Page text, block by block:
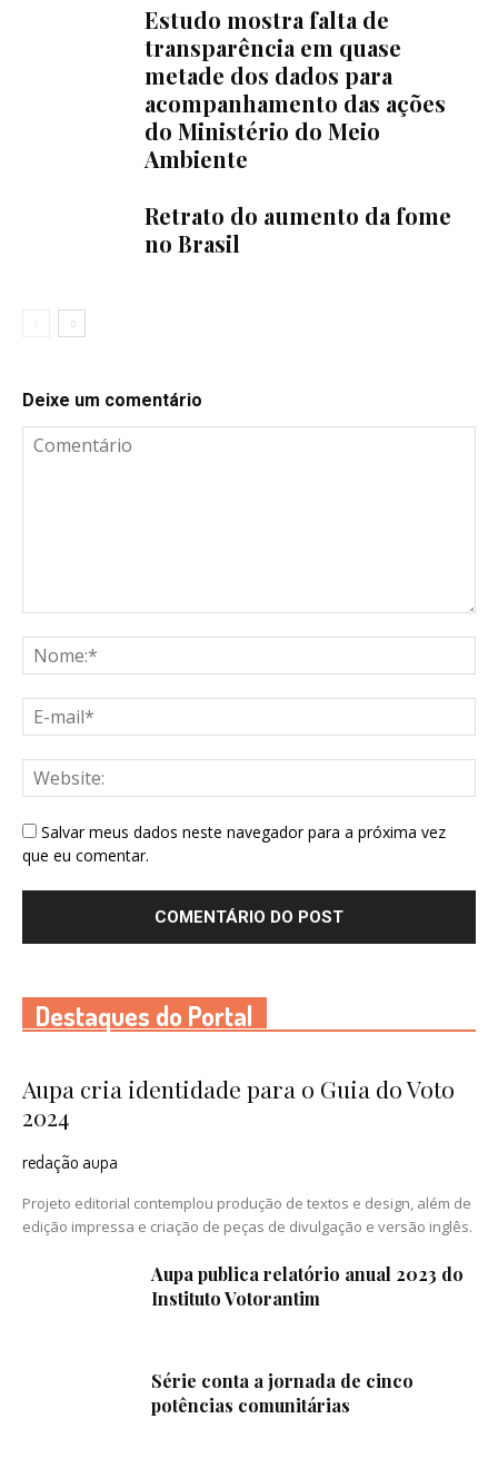
Estudo mostra falta de
transparência em quase
metade dos dados para
acompanhamento das ações
do Ministério do Meio
Ambiente
Retrato do aumento da fome
no Brasil
Deixe um comentário
Salvar meus dados neste navegador para a próxima vez
que eu comentar.
Destaques do Portal
Aupa cria identidade para o Guia do Voto
2024
redação aupa
Projeto editorial contemplou produção de textos e design, além de
edição impressa e criação de peças de divulgação e versão inglês.
Aupa publica relatório anual 2023 do
Instituto Votorantim
Série conta a jornada de cinco
potências comunitárias